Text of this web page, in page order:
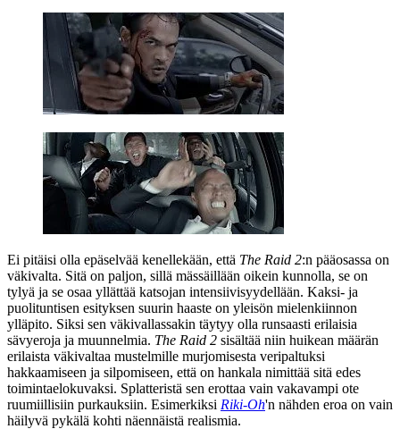
Ei pitäisi olla epäselvää kenellekään, että The Raid 2:n pääosassa on
väkivalta. Sitä on paljon, sillä mässäillään oikein kunnolla, se on
tylyä ja se osaa yllättää katsojan intensiivisyydellään. Kaksi‑ ja
puolituntisen esityksen suurin haaste on yleisön mielenkiinnon
ylläpito. Siksi sen väkivallassakin täytyy olla runsaasti erilaisia
sävyeroja ja muunnelmia. The Raid 2 sisältää niin huikean määrän
erilaista väkivaltaa mustelmille murjomisesta veripaltuksi
hakkaamiseen ja silpomiseen, että on hankala nimittää sitä edes
toimintaelokuvaksi. Splatteristä sen erottaa vain vakavampi ote
ruumiillisiin purkauksiin. Esimerkiksi Riki‑Oh'n nähden eroa on vain
häilyvä pykälä kohti näennäistä realismia.